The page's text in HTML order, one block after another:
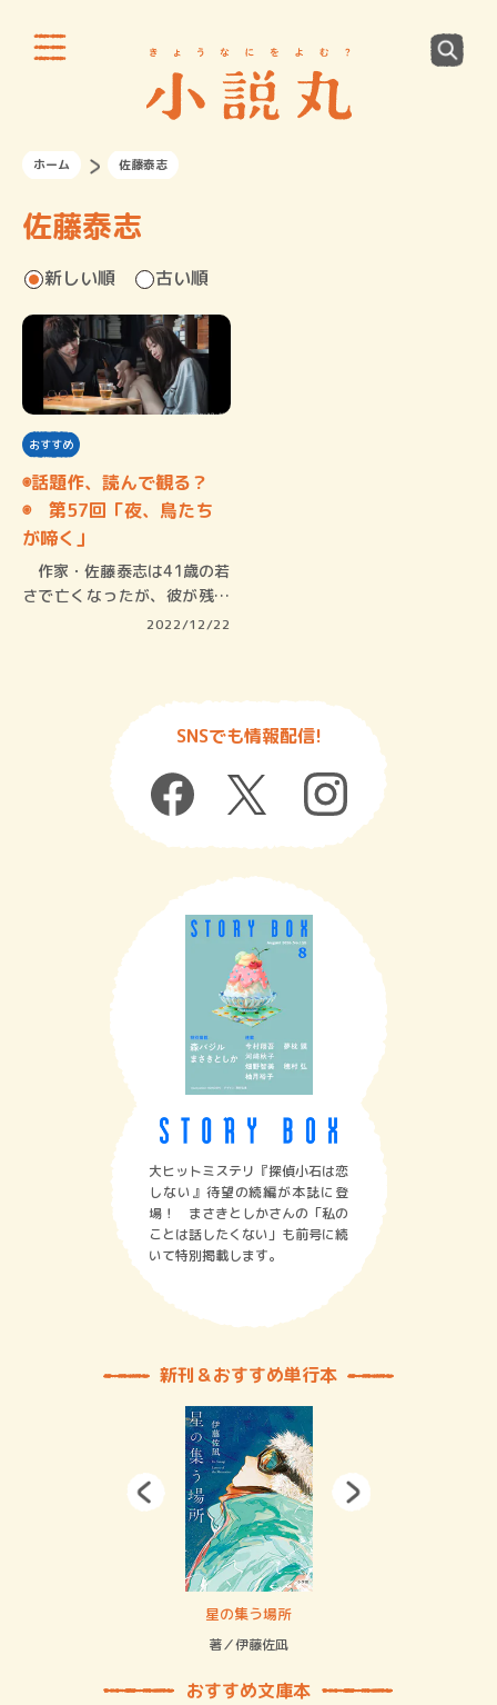
ホーム 佐藤泰志
佐藤泰志
新しい順 古い順
おすすめ
◉話題作、読んで観る？
◉ 第57回「夜、鳥たち
が啼く」
作家・佐藤泰志は41歳の若
さで亡くなったが、彼が残し
2022/12/22
SNSでも情報配信!
大ヒットミステリ『探偵小石は恋
しない』待望の続編が本誌に登
場！ まさきとしかさんの「私の
ことは話したくない」も前号に続
いて特別掲載します。
新刊＆おすすめ単行本
星の集う場所
著／伊藤佐凪
おすすめ文庫本